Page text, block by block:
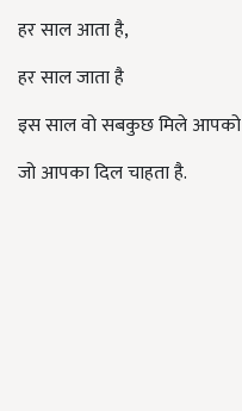
हर साल आता है,
हर साल जाता है
इस साल वो सबकुछ मिले आपको
जो आपका दिल चाहता है.